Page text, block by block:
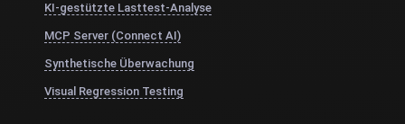
KI-gestützte Lasttest-Analyse
MCP Server (Connect AI)
Synthetische Überwachung
Visual Regression Testing